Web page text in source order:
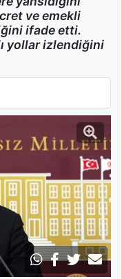
ve emekli
ifade etti.
yollar izlendiğini
"En az 35 bin lira olmalı"